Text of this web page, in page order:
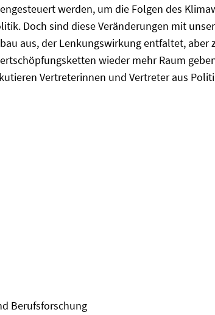
werden, um die Folgen des
Doch sind diese Veränderungen mit
aus, der Lenkungswirkung entfaltet,
wieder mehr Raum
Vertreterinnen und Vertreter aus
Berufsforschung